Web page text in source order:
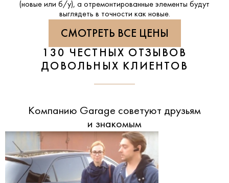
(новые или б/у), а отремонтированные элементы будут
выглядеть в точности как новые.
СМОТРЕТЬ ВСЕ ЦЕНЫ
130 ЧЕСТНЫХ ОТЗЫВОВ
ДОВОЛЬНЫХ КЛИЕНТОВ
Компанию Garage советуют друзьям
и знакомым